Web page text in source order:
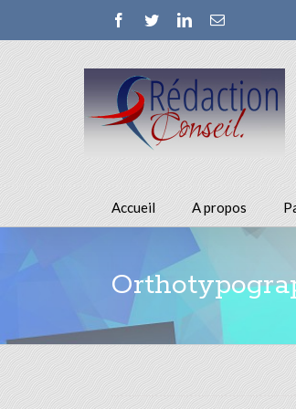
Facebook
TwitterLinkedinEmail
Accueil A propos